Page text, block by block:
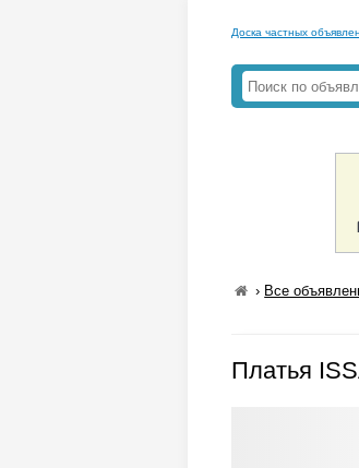
Доска частных
› Все
Платья